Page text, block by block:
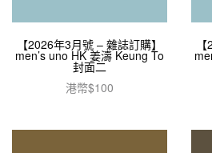
【2026年3月號 – 雜誌訂購】
men’s uno HK 姜濤 Keung To
封面二
港幣$100